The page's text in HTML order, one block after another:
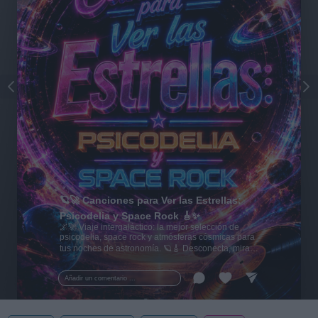
Añadir un comentario ...
🪐🚀 Canciones para Ver las Estrellas:
Psicodelia y Space Rock 🎸✨
🌌🚀 Viaje intergaláctico: la mejor selección de
psicodelia, space rock y atmósferas cósmicas para
tus noches de astronomía. 🪐🎸 Desconecta, mira
al firmamento y siente la gravedad cero. 💾 ¡Guarda
esta colección para tu próxima noche estrellada!
✨⭐